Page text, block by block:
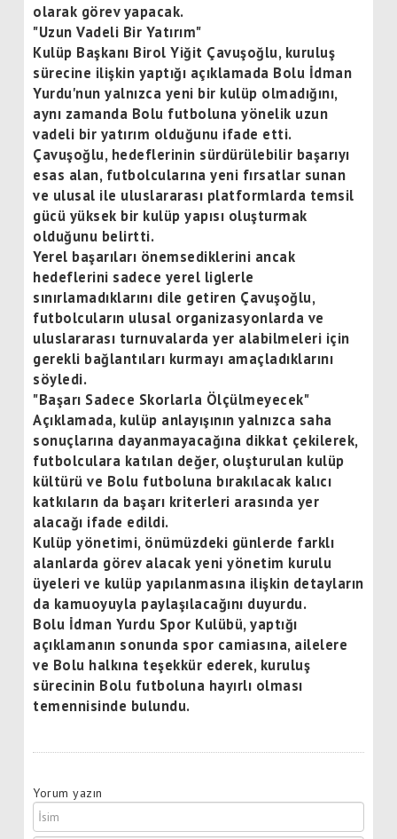
olarak görev yapacak.
"Uzun Vadeli Bir Yatırım"
Kulüp Başkanı Birol Yiğit Çavuşoğlu, kuruluş
sürecine ilişkin yaptığı açıklamada Bolu İdman
Yurdu'nun yalnızca yeni bir kulüp olmadığını,
aynı zamanda Bolu futboluna yönelik uzun
vadeli bir yatırım olduğunu ifade etti.
Çavuşoğlu, hedeflerinin sürdürülebilir başarıyı
esas alan, futbolcularına yeni fırsatlar sunan
ve ulusal ile uluslararası platformlarda temsil
gücü yüksek bir kulüp yapısı oluşturmak
olduğunu belirtti.
Yerel başarıları önemsediklerini ancak
hedeflerini sadece yerel liglerle
sınırlamadıklarını dile getiren Çavuşoğlu,
futbolcuların ulusal organizasyonlarda ve
uluslararası turnuvalarda yer alabilmeleri için
gerekli bağlantıları kurmayı amaçladıklarını
söyledi.
"Başarı Sadece Skorlarla Ölçülmeyecek"
Açıklamada, kulüp anlayışının yalnızca saha
sonuçlarına dayanmayacağına dikkat çekilerek,
futbolculara katılan değer, oluşturulan kulüp
kültürü ve Bolu futboluna bırakılacak kalıcı
katkıların da başarı kriterleri arasında yer
alacağı ifade edildi.
Kulüp yönetimi, önümüzdeki günlerde farklı
alanlarda görev alacak yeni yönetim kurulu
üyeleri ve kulüp yapılanmasına ilişkin detayların
da kamuoyuyla paylaşılacağını duyurdu.
Bolu İdman Yurdu Spor Kulübü, yaptığı
açıklamanın sonunda spor camiasına, ailelere
ve Bolu halkına teşekkür ederek, kuruluş
sürecinin Bolu futboluna hayırlı olması
temennisinde bulundu.
Yorum yazın